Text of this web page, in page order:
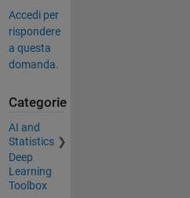
Accedi per
rispondere
a questa
domanda.
Categorie
AI and
Statistics
Deep
Learning
Toolbox